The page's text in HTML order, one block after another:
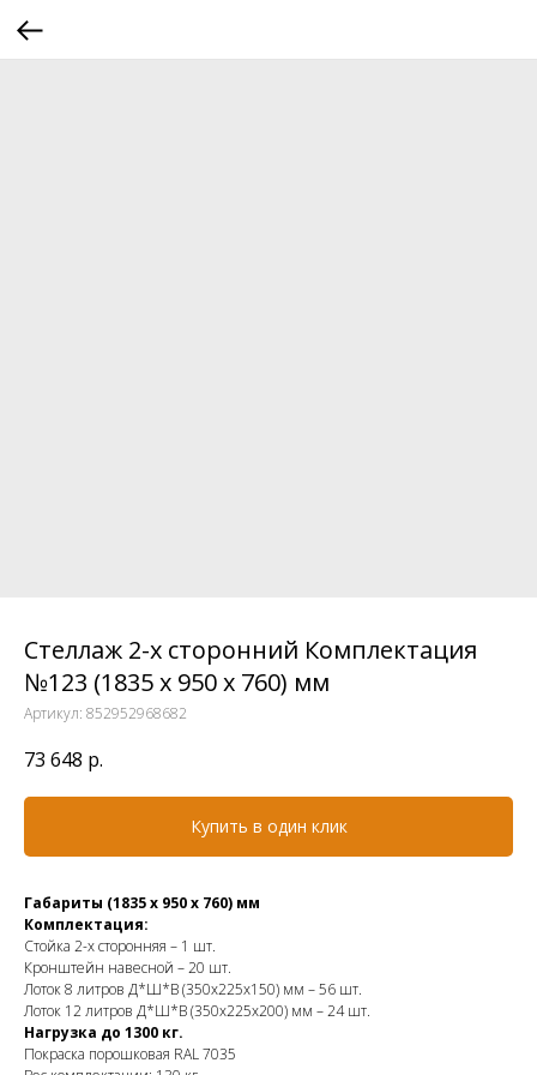
Стеллаж 2-х сторонний Комплектация
№123 (1835 х 950 х 760) мм
Артикул: 852952968682
73 648 р.
Купить в один клик
Габариты (1835 х 950 х 760) мм
Комплектация:
Стойка 2-х сторонняя – 1 шт.
Кронштейн навесной – 20 шт.
Лоток 8 литров Д*Ш*В (350х225х150) мм – 56 шт.
Лоток 12 литров Д*Ш*В (350х225х200) мм – 24 шт.
Нагрузка до 1300 кг.
Покраска порошковая RAL 7035